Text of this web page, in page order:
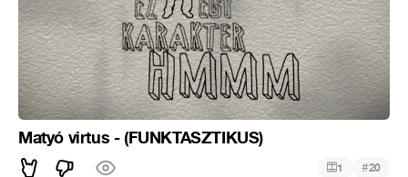
Matyó virtus - (FUNKTASZTIKUS)
1 #20